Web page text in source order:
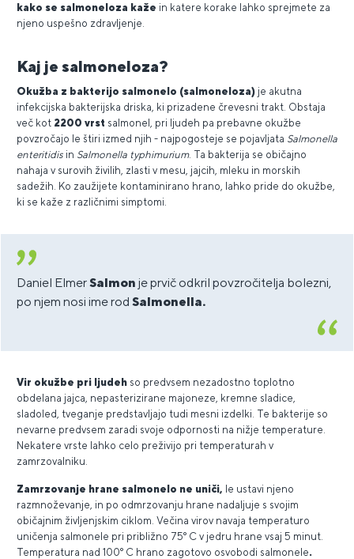
kako se salmoneloza kaže in katere korake lahko sprejmete za
njeno uspešno zdravljenje.
Kaj je salmoneloza?
Okužba z bakterijo salmonelo (salmoneloza) je akutna
infekcijska bakterijska driska, ki prizadene črevesni trakt. Obstaja
več kot 2200 vrst salmonel, pri ljudeh pa prebavne okužbe
povzročajo le štiri izmed njih - najpogosteje se pojavljata Salmonella
enteritidis in Salmonella typhimurium. Ta bakterija se običajno
nahaja v surovih živilih, zlasti v mesu, jajcih, mleku in morskih
sadežih. Ko zaužijete kontaminirano hrano, lahko pride do okužbe,
ki se kaže z različnimi simptomi.
Daniel ElmerSalmon je prvič odkril povzročitelja bolezni,
po njem nosi ime rod Salmonella.
Vir okužbe pri ljudeh so predvsem nezadostno toplotno
obdelana jajca, nepasterizirane majoneze, kremne sladice,
sladoled, tveganje predstavljajo tudi mesni izdelki. Te bakterije so
nevarne predvsem zaradi svoje odpornosti na nižje temperature.
Nekatere vrste lahko celo preživijo pri temperaturah v
zamrzovalniku.
Zamrzovanje hrane salmonelo ne uniči, le ustavi njeno
razmnoževanje, in po odmrzovanju hrane nadaljuje s svojim
običajnim življenjskim ciklom. Večina virov navaja temperaturo
uničenja salmonele pri približno 75° C v jedru hrane vsaj 5 minut.
Temperatura nad 100° C hrano zagotovo osvobodi salmonele.